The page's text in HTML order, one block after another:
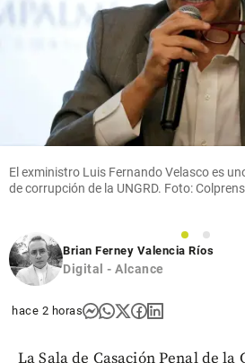
El exministro Luis Fernando Velasco es
de corrupción de la UNGRD. Foto:
1
2
Brian Ferney Valencia Ríos
Digital - Alcance
hace 2 horas
La Sala de Casación Penal de la